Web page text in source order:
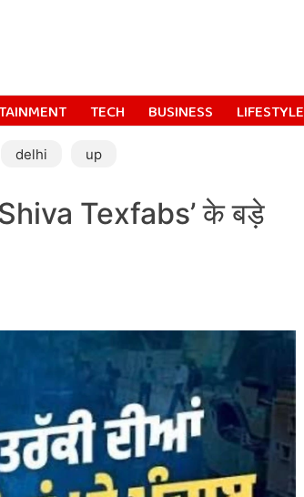
TECH BUSINESS LIFESTYLE
delhi up
Shiva Texfabs’ के बड़े